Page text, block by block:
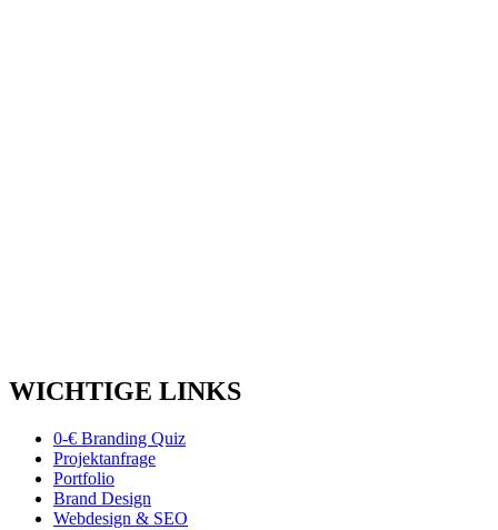
WICHTIGE LINKS
0-€ Branding Quiz
Projektanfrage
Portfolio
Brand Design
Webdesign & SEO